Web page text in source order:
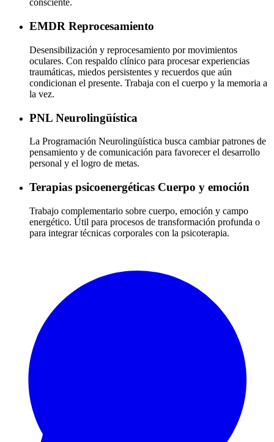
consciente.
EMDR Reprocesamiento
Desensibilización y reprocesamiento por movimientos
oculares. Con respaldo clínico para procesar experiencias
traumáticas, miedos persistentes y recuerdos que aún
condicionan el presente. Trabaja con el cuerpo y la memoria a
la vez.
PNL Neurolingüística
La Programación Neurolingüística busca cambiar patrones de
pensamiento y de comunicación para favorecer el desarrollo
personal y el logro de metas.
Terapias psicoenergéticas Cuerpo y emoción
Trabajo complementario sobre cuerpo, emoción y campo
energético. Útil para procesos de transformación profunda o
para integrar técnicas corporales con la psicoterapia.